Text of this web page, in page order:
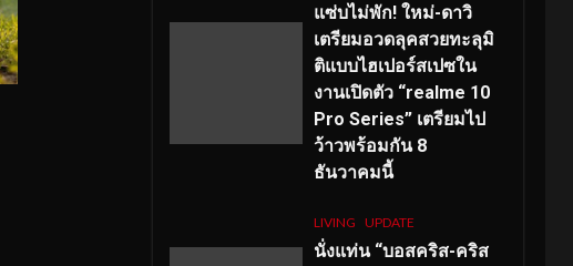
แซ่บไม่พัก! ใหม่-ดาวิ
เตรียมอวดลุคสวยทะลุมิ
ติแบบไฮเปอร์สเปซใน
งานเปิดตัว “realme 10
Pro Series” เตรียมไป
ว้าวพร้อมกัน 8
ธันวาคมนี้
LIVING UPDATE
นั่งแท่น “บอสคริส-คริส